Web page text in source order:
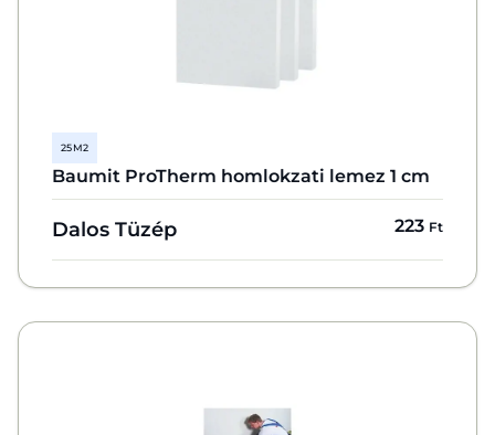
25 M2
Baumit ProTherm homlokzati lemez 1 cm
Dalos Tüzép 223 Ft